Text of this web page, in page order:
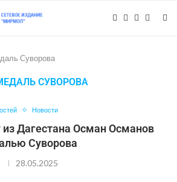
Суворова
СУВОРОВА
Новости
из Дагестана Осман Османов
Суворова
28.05.2025